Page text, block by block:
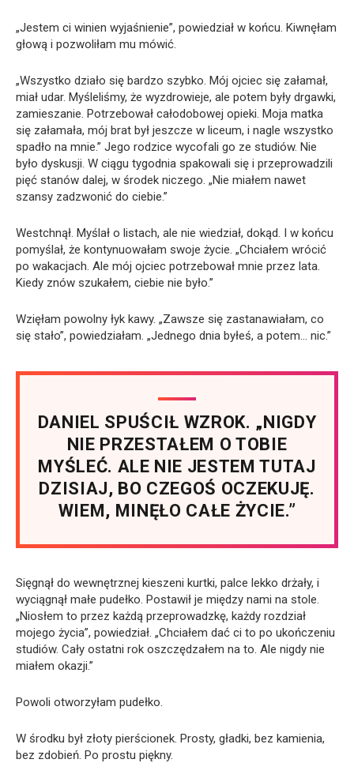
„Jestem ci winien wyjaśnienie”, powiedział w końcu. Kiwnęłam
głową i pozwoliłam mu mówić.
„Wszystko działo się bardzo szybko. Mój ojciec się załamał,
miał udar. Myśleliśmy, że wyzdrowieje, ale potem były drgawki,
zamieszanie. Potrzebował całodobowej opieki. Moja matka
się załamała, mój brat był jeszcze w liceum, i nagle wszystko
spadło na mnie.” Jego rodzice wycofali go ze studiów. Nie
było dyskusji. W ciągu tygodnia spakowali się i przeprowadzili
pięć stanów dalej, w środek niczego. „Nie miałem nawet
szansy zadzwonić do ciebie.”
Westchnął. Myślał o listach, ale nie wiedział, dokąd. I w końcu
pomyślał, że kontynuowałam swoje życie. „Chciałem wrócić
po wakacjach. Ale mój ojciec potrzebował mnie przez lata.
Kiedy znów szukałem, ciebie nie było.”
Wzięłam powolny łyk kawy. „Zawsze się zastanawiałam, co
się stało”, powiedziałam. „Jednego dnia byłeś, a potem… nic.”
DANIEL SPUŚCIŁ WZROK. „NIGDY
NIE PRZESTAŁEM O TOBIE
MYŚLEĆ. ALE NIE JESTEM TUTAJ
DZISIAJ, BO CZEGOŚ OCZEKUJĘ.
WIEM, MINĘŁO CAŁE ŻYCIE.”
Sięgnął do wewnętrznej kieszeni kurtki, palce lekko drżały, i
wyciągnął małe pudełko. Postawił je między nami na stole.
„Niosłem to przez każdą przeprowadzkę, każdy rozdział
mojego życia”, powiedział. „Chciałem dać ci to po ukończeniu
studiów. Cały ostatni rok oszczędzałem na to. Ale nigdy nie
miałem okazji.”
Powoli otworzyłam pudełko.
W środku był złoty pierścionek. Prosty, gładki, bez kamienia,
bez zdobień. Po prostu piękny.